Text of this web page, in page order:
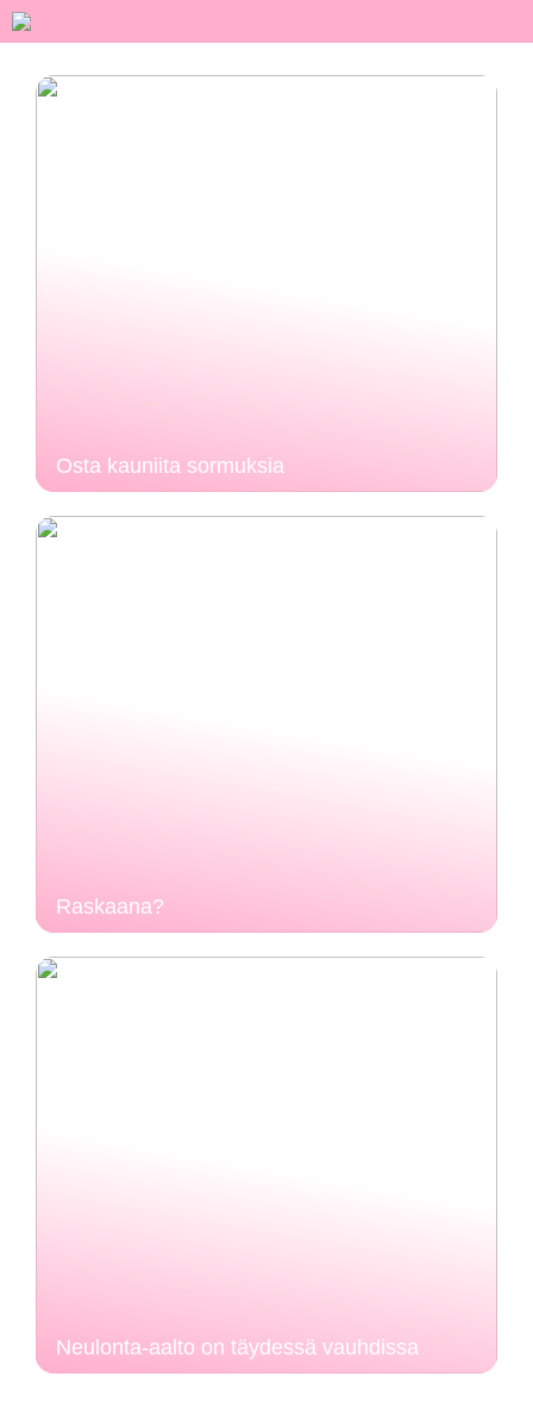
Osta kauniita sormuksia
Raskaana?
Neulonta-aalto on täydessä vauhdissa